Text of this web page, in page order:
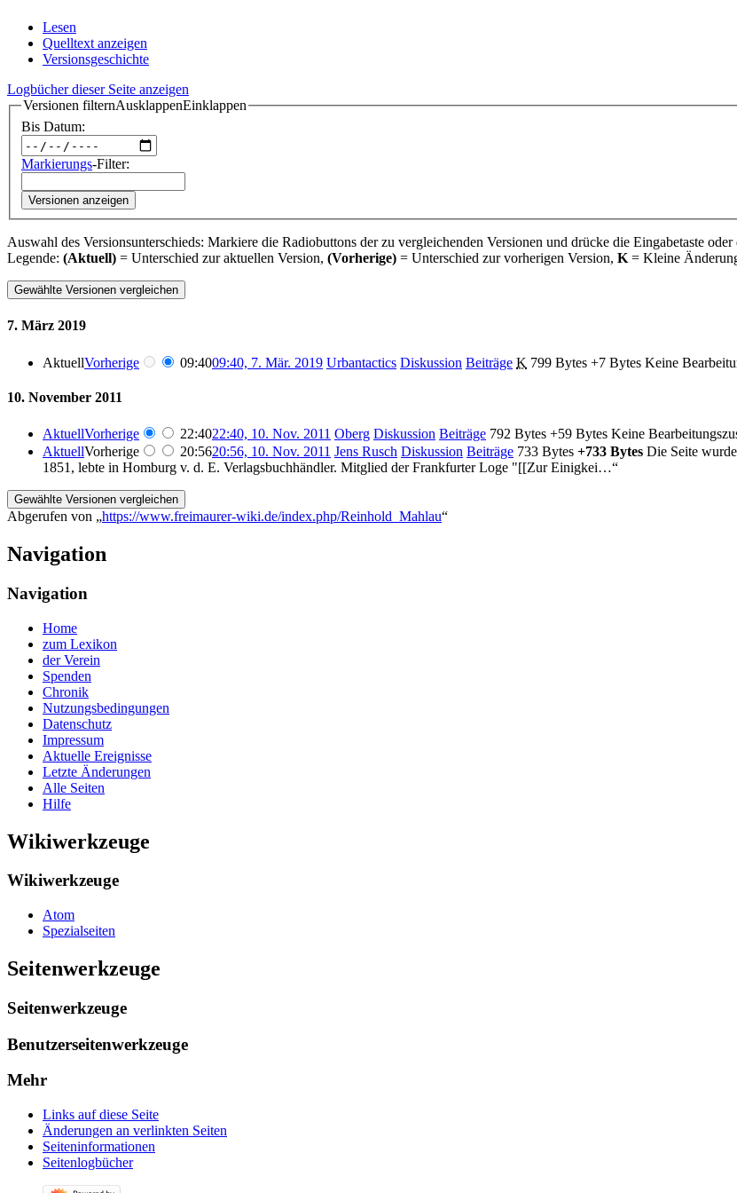
Lesen
Quelltext anzeigen
Versionsgeschichte
Logbücher dieser Seite anzeigen
Versionen filternAusklappenEinklappen
Bis Datum:
Markierungs-Filter:
Versionen anzeigen
Auswahl des Versionsunterschieds: Markiere die Radiobuttons der zu vergleichenden Versionen und drücke die Eingabetaste
Legende: (Aktuell) = Unterschied zur aktuellen Version, (Vorherige) = Unterschied zur vorherigen Version, K = Kleine
7. März 2019
AktuellVorherige 09:4009:40, 7. Mär. 2019 Urbantactics Diskussion Beiträge K 799 Bytes +7 Bytes Keine
10. November 2011
AktuellVorherige 22:4022:40, 10. Nov. 2011 Oberg Diskussion Beiträge 792 Bytes +59 Bytes Keine
AktuellVorherige 20:5620:56, 10. Nov. 2011 Jens Rusch Diskussion Beiträge 733 Bytes +733 Bytes Die Seite
1851, lebte in Homburg v. d. E. Verlagsbuchhändler. Mitglied der Frankfurter Loge "[[Zur Einigkei…“
Abgerufen von „https://www.freimaurer-wiki.de/index.php/Reinhold_Mahlau“
Navigation
Navigation
Home
zum Lexikon
der Verein
Spenden
Chronik
Nutzungsbedingungen
Datenschutz
Impressum
Aktuelle Ereignisse
Letzte Änderungen
Alle Seiten
Hilfe
Wikiwerkzeuge
Wikiwerkzeuge
Atom
Spezialseiten
Seitenwerkzeuge
Seitenwerkzeuge
Benutzerseitenwerkzeuge
Mehr
Links auf diese Seite
Änderungen an verlinkten Seiten
Seiten­­informationen
Seitenlogbücher